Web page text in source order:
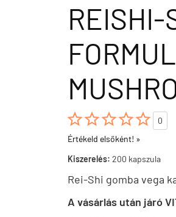
REISHI-

0
Értékeld elsőként! »
Kiszerelés: 200 kapszula
Rei-Shi gomba vega
A vásárlás után járó